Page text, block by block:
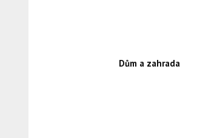
Dům a zahrada